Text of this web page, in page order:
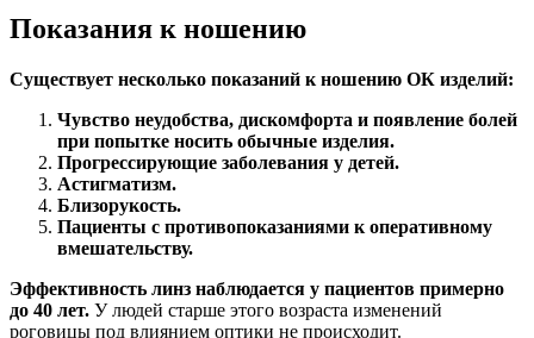
Показания к ношению
Существует несколько показаний к ношению ОК изделий:
Чувство неудобства, дискомфорта и появление болей
при попытке носить обычные изделия.
Прогрессирующие заболевания у детей.
Астигматизм.
Близорукость.
Пациенты с противопоказаниями к оперативному
вмешательству.
Эффективность линз наблюдается у пациентов примерно
до 40 лет. У людей старше этого возраста изменений
роговицы под влиянием оптики не происходит.